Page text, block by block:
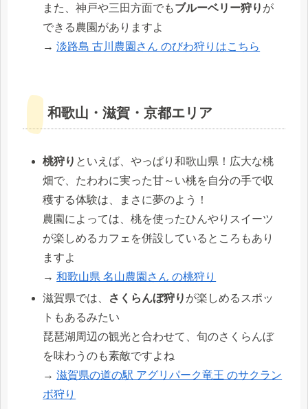
また、神戸や三田方面でもブルーベリー狩り が
できる農園がありますよ
→淡路島 古川農園さん のびわ狩りはこちら
和歌山・滋賀・京都エリア
桃狩り といえば、やっぱり和歌山県！広大な桃
畑で、たわわに実った甘～い桃を自分の手で収
穫する体験は、まさに夢のよう！
農園によっては、桃を使ったひんやりスイーツ
が楽しめるカフェを併設しているところもあり
ますよ
→和歌山県 名山農園さん の桃狩り
滋賀県では、
さくらんぼ狩り が楽しめるスポッ
トもあるみたい
琵琶湖周辺の観光と合わせて、旬のさくらんぼ
を味わうのも素敵ですよね
→滋賀県の道の駅 アグリパーク竜王 のサクラン
ボ狩り